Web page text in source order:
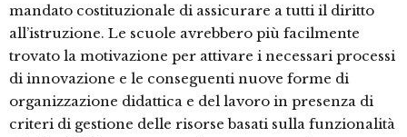
mandato costituzionale di assicurare a tutti il diritto
all’istruzione. Le scuole avrebbero più facilmente
trovato la motivazione per attivare i necessari processi
di innovazione e le conseguenti nuove forme di
organizzazione didattica e del lavoro in presenza di
criteri di gestione delle risorse basati sulla funzionalità